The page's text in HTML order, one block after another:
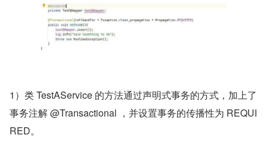
1）类 TestAService 的方法通过声明式事务的方式，加上了
事务注解 @Transactional ，并设置事务的传播性为 REQUI
RED。